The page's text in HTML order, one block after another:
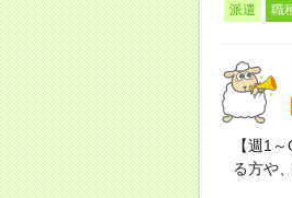
派遣 職
【週1
る方や